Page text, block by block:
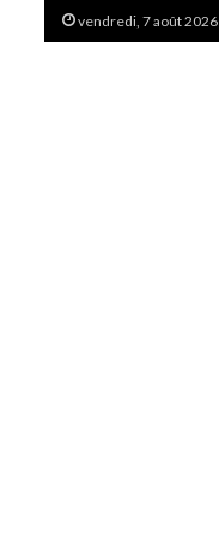
vendredi, 7 août 2026